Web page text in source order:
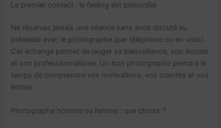
Le premier contact : le feeling est primordial
Ne réservez jamais une séance sans avoir discuté au
préalable avec le photographe (par téléphone ou en visio).
Cet échange permet de jauger sa bienveillance, son écoute
et son professionnalisme. Un bon photographe prendra le
temps de comprendre vos motivations, vos craintes et vos
limites.
Photographe homme ou femme : que choisir ?